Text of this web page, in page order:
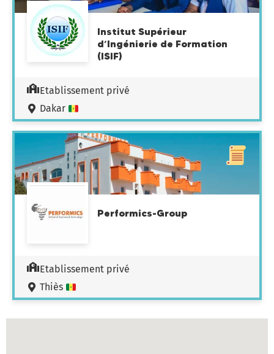
Institut Supérieur
d’Ingénierie de Formation
(ISIF)
Etablissement privé
Dakar
Performics-Group
Etablissement privé
Thiès